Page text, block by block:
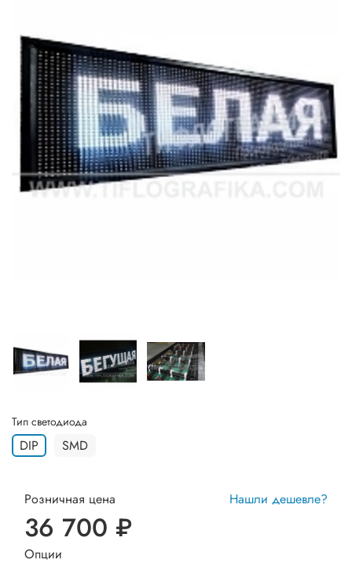
Тип светодиода
DIP SMD
Розничная цена Нашли дешевле?
36 700 ₽
Опции